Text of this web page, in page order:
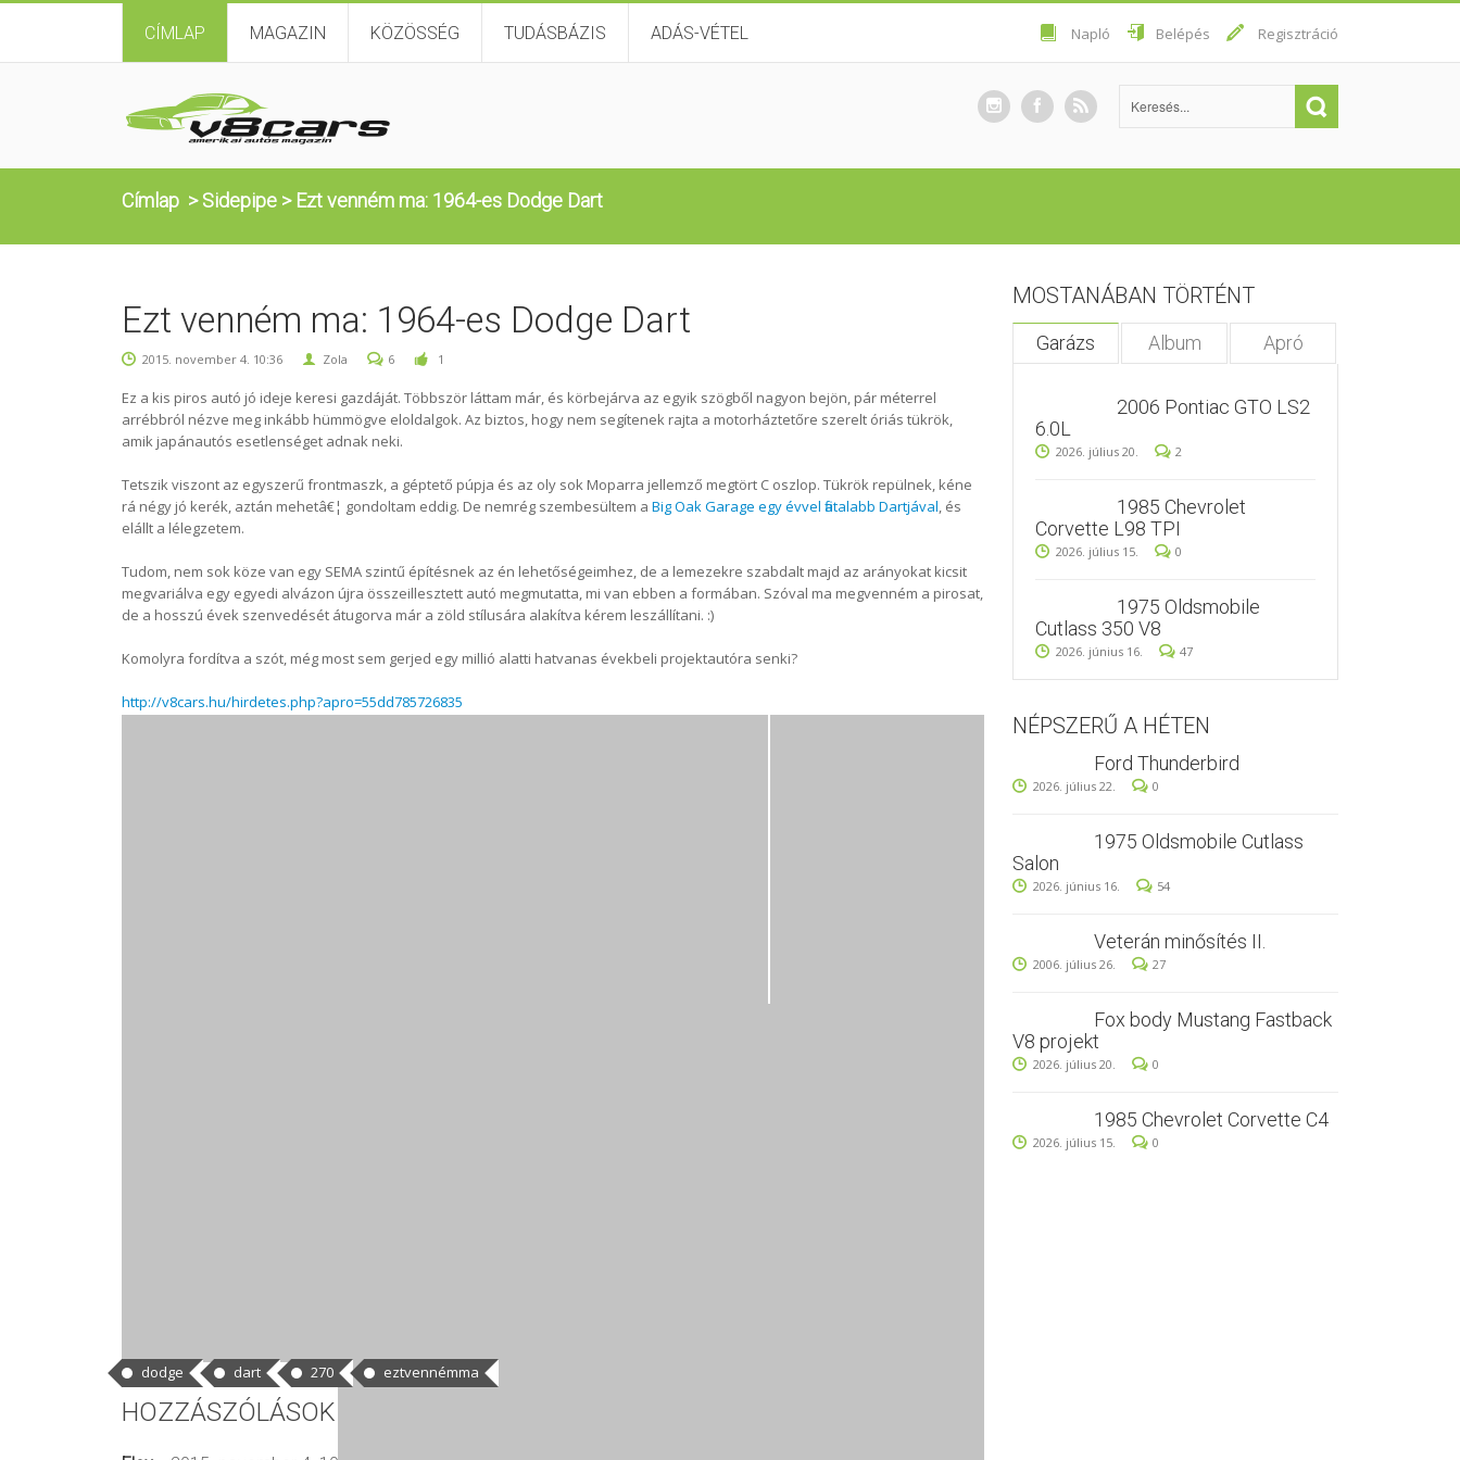
CÍMLAP MAGAZIN KÖZÖSSÉG TUDÁSBÁZIS ADÁS-VÉTEL Napló Belépés Regisztráció
Címlap >Sidepipe > Ezt venném ma: 1964-es Dodge Dart
Ezt venném ma: 1964-es Dodge Dart
2015. november 4. 10:36 Zola 6 1
Ez a kis piros autó jó ideje keresi gazdáját. Többször láttam már, és körbejárva az egyik szögből nagyon bejön, pár méterrel
arrébbról nézve meg inkább hümmögve eloldalgok. Az biztos, hogy nem segítenek rajta a motorháztetőre szerelt óriás tükrök,
amik japánautós esetlenséget adnak neki.
Tetszik viszont az egyszerű frontmaszk, a géptető púpja és az oly sok Moparra jellemző megtört C oszlop. Tükrök repülnek, kéne
rá négy jó kerék, aztán mehetâ€¦ gondoltam eddig. De nemrég szembesültem a Big Oak Garage egy évvel fiatalabb Dartjával, és
elállt a lélegzetem.
Tudom, nem sok köze van egy SEMA szintű építésnek az én lehetőségeimhez, de a lemezekre szabdalt majd az arányokat kicsit
megvariálva egy egyedi alvázon újra összeillesztett autó megmutatta, mi van ebben a formában. Szóval ma megvenném a pirosat,
de a hosszú évek szenvedését átugorva már a zöld stílusára alakítva kérem leszállítani. :)
Komolyra fordítva a szót, még most sem gerjed egy millió alatti hatvanas évekbeli projektautóra senki?
http://v8cars.hu/hirdetes.php?apro=55dd785726835
dodge dart 270 eztvennémma
HOZZÁSZÓLÁSOK
MOSTANÁBAN TÖRTÉNT
Garázs Album Apró
2006 Pontiac GTO LS2
6.0L
2026. július 20. 2
1985 Chevrolet
Corvette L98 TPI
2026. július 15. 0
1975 Oldsmobile
Cutlass 350 V8
2026. június 16. 47
NÉPSZERŰ A HÉTEN
Ford Thunderbird
2026. július 22. 0
1975 Oldsmobile Cutlass
Salon
2026. június 16. 54
Veterán minősítés II.
2006. július 26. 27
Fox body Mustang Fastback
V8 projekt
2026. július 20. 0
1985 Chevrolet Corvette C4
2026. július 15. 0